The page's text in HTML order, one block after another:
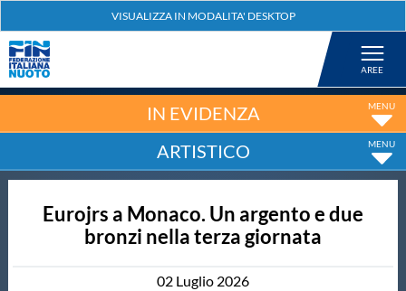
Nuoto
Tuffi
IN EVIDENZA
ARTISTICO
Eurojrs a Monaco. Un argento e due
bronzi nella terza giornata
02 Luglio 2026